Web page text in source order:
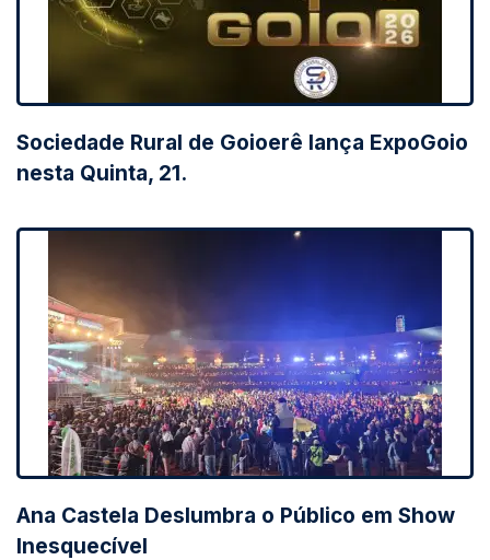
Sociedade Rural de Goioerê lança ExpoGoio
nesta Quinta, 21.
Ana Castela Deslumbra o Público em Show
Inesquecível